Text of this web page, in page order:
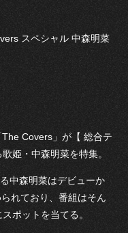
スペシャル 中森明菜
Covers」が【 総合テ
姫・中森明菜を特集。
中森明菜はデビューか
れており、番組はそん
ポットを当てる。